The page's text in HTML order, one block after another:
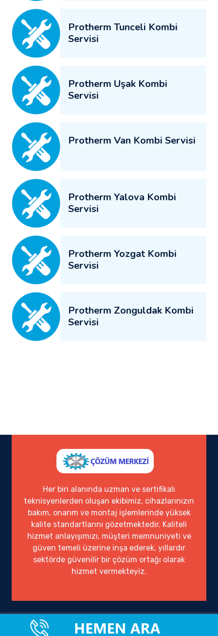
Protherm Tunceli Kombi
Servisi
Protherm Uşak Kombi
Servisi
Protherm Van Kombi Servisi
Protherm Yalova Kombi
Servisi
Protherm Yozgat Kombi
Servisi
Protherm Zonguldak Kombi
Servisi
Her biri alanında uzman ve sertifikalı
teknisyenlerden oluşan ekibimiz, cihazlarınızın
bakım, onarım ve montaj işlemlerinde yüksek
kalite standartlarını gözetmektedir. Kaliteli
hizmet anlayışımızı, müşteri memnuniyeti ve
güven temeli üzerine inşa ederek, yıllardır
sektörde güvenilir bir çözüm ortağı olarak
hizmet vermekteyiz.
Ofisimiz